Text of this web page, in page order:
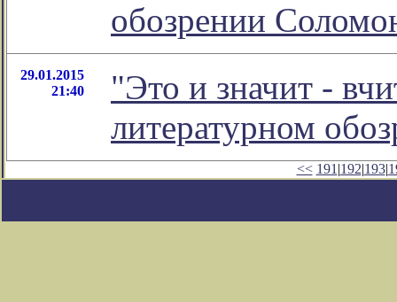
обозрении
29.01.2015
21:40
"Это и значит -
литературном
<< 191 |192|193|